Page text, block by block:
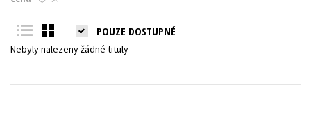
Young adult (SK)
Všechny tituly
POUZE DOSTUPNÉ
Nebyly nalezeny žádné tituly